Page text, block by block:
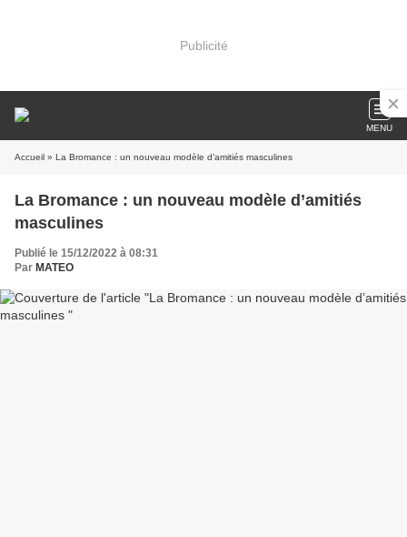
Publicité
MENU
Accueil » La Bromance : un nouveau modèle d’amitiés masculines
La Bromance : un nouveau modèle d’amitiés
masculines
Publié le 15/12/2022 à 08:31
Par MATEO